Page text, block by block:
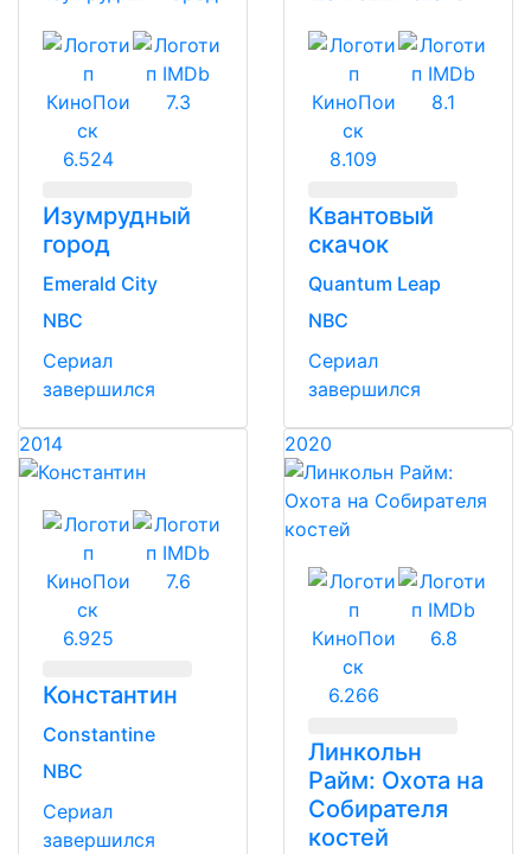
6.524
7.3
Изумрудный
город
Emerald City
NBC
Сериал
завершился
8.109
8.1
Квантовый
скачок
Quantum Leap
NBC
Сериал
завершился
2014
6.925
7.6
Константин
Constantine
NBC
Сериал
завершился
2020
6.266
6.8
Линкольн
Райм: Охота на
Собирателя
костей